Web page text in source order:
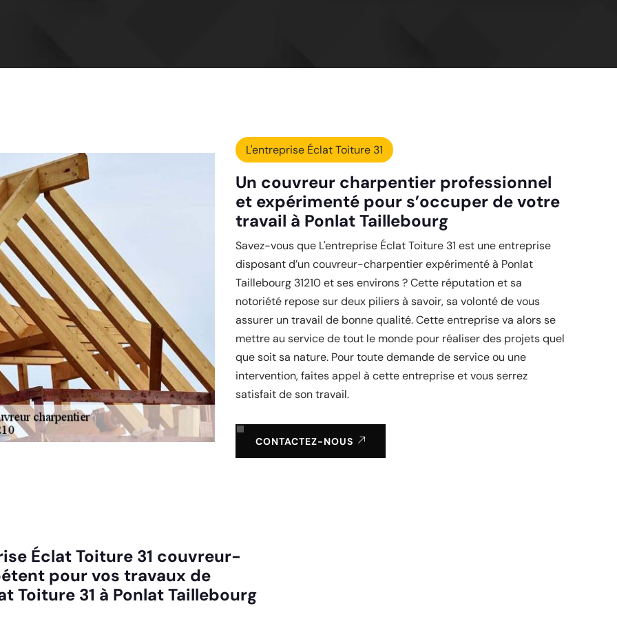
L'entreprise Éclat Toiture 31
Un couvreur charpentier professionnel
et expérimenté pour s’occuper de votre
travail à Ponlat Taillebourg
Savez-vous que L'entreprise Éclat Toiture 31 est une entreprise
disposant d’un couvreur-charpentier expérimenté à Ponlat
Taillebourg 31210 et ses environs ? Cette réputation et sa
notoriété repose sur deux piliers à savoir, sa volonté de vous
assurer un travail de bonne qualité. Cette entreprise va alors se
mettre au service de tout le monde pour réaliser des projets quel
que soit sa nature. Pour toute demande de service ou une
intervention, faites appel à cette entreprise et vous serrez
satisfait de son travail.
CONTACTEZ-NOUS
Éclat Toiture 31 couvreur-
pour vos travaux de
Toiture 31 à Ponlat Taillebourg